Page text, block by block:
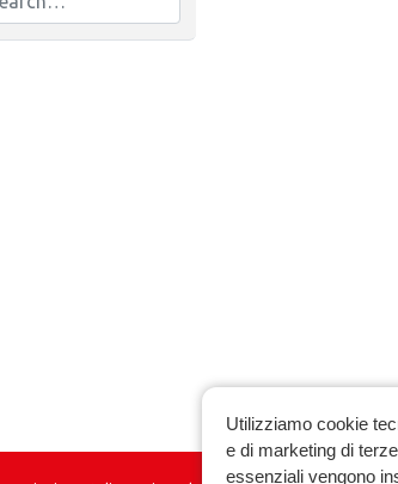
Utilizziamo cookie
e di marketing di
essenziali vengono